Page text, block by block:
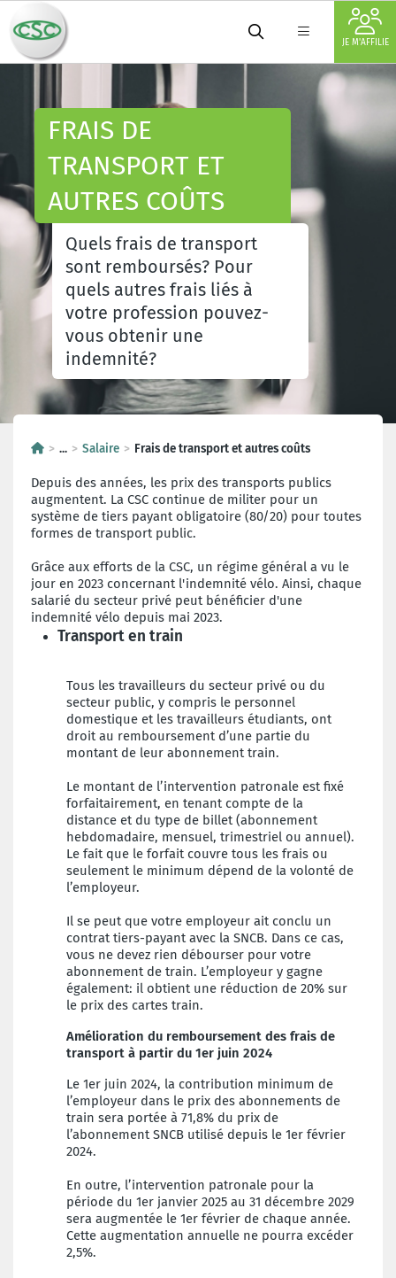
JE M'AFFILIE
FRAIS DE
TRANSPORT ET
AUTRES COÛTS
Quels frais de transport
sont remboursés? Pour
quels autres frais liés à
votre profession pouvez-
vous obtenir une
indemnité?
... Salaire Frais de transport et autres coûts
Depuis des années, les prix des transports publics
augmentent. La CSC continue de militer pour un
système de tiers payant obligatoire (80/20) pour toutes
formes de transport public.
Grâce aux efforts de la CSC, un régime général a vu le
jour en 2023 concernant l'indemnité vélo. Ainsi, chaque
salarié du secteur privé peut bénéficier d'une
indemnité vélo depuis mai 2023.
Transport en train
Tous les travailleurs du secteur privé ou du
secteur public, y compris le personnel
domestique et les travailleurs étudiants, ont
droit au remboursement d’une partie du
montant de leur abonnement train.
Le montant de l’intervention patronale est fixé
forfaitairement, en tenant compte de la
distance et du type de billet (abonnement
hebdomadaire, mensuel, trimestriel ou annuel).
Le fait que le forfait couvre tous les frais ou
seulement le minimum dépend de la volonté de
l’employeur.
Il se peut que votre employeur ait conclu un
contrat tiers-payant avec la SNCB. Dans ce cas,
vous ne devez rien débourser pour votre
abonnement de train. L’employeur y gagne
également: il obtient une réduction de 20% sur
le prix des cartes train.
Amélioration du remboursement des frais de
transport à partir du 1er juin 2024
Le 1er juin 2024, la contribution minimum de
l’employeur dans le prix des abonnements de
train sera portée à 71,8% du prix de
l’abonnement SNCB utilisé depuis le 1er février
2024.
En outre, l’intervention patronale pour la
période du 1er janvier 2025 au 31 décembre 2029
sera augmentée le 1er février de chaque année.
Cette augmentation annuelle ne pourra excéder
2,5%.